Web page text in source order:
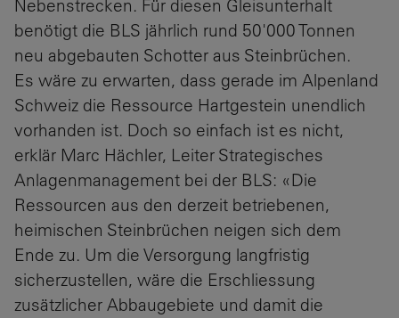
Nebenstrecken. Für diesen Gleisunterhalt
benötigt die BLS jährlich rund 50'000 Tonnen
neu abgebauten Schotter aus Steinbrüchen.
Es wäre zu erwarten, dass gerade im Alpenland
Schweiz die Ressource Hartgestein unendlich
vorhanden ist. Doch so einfach ist es nicht,
erklär Marc Hächler, Leiter Strategisches
Anlagenmanagement bei der BLS: «Die
Ressourcen aus den derzeit betriebenen,
heimischen Steinbrüchen neigen sich dem
Ende zu. Um die Versorgung langfristig
sicherzustellen, wäre die Erschliessung
zusätzlicher Abbaugebiete und damit die